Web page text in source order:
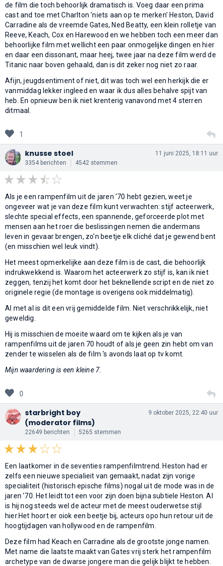
de film die toch behoorlijk dramatisch is. Voeg daar een prima
cast and toe met Charlton 'niets aan op te merken' Heston, David
Carradine als de vreemde Gates, Ned Beatty, een klein rolletje van
Reeve, Keach, Cox en Harewood en we hebben toch een meer dan
behoorlijke film met wellicht een paar onmogelijke dingen en hier
en daar een dissonant, maar heej, twee jaar na deze film werd de
Titanic naar boven gehaald, dan is dit zeker nog niet zo raar.
Afijn, jeugdsentiment of niet, dit was toch wel een herkijk die er
vanmiddag lekker ingleed en waar ik dus alles behalve spijt van
heb. En opnieuw ben ik niet krenterig vanavond met 4 sterren
ditmaal.
1
knusse stoel
3354 berichten 4542 stemmen
11 juni 2025, 18:11 uur
Als je een rampenfilm uit de jaren '70 hebt gezien, weet je
ongeveer wat je van deze film kunt verwachten: stijf acteerwerk,
slechte special effects, een spannende, geforceerde plot met
mensen aan het roer die beslissingen nemen die andermans
leven in gevaar brengen, zo'n beetje elk cliché dat je gewend bent
(en misschien wel leuk vindt).
Het meest opmerkelijke aan deze film is de cast, die behoorlijk
indrukwekkend is. Waarom het acteerwerk zo stijf is, kan ik niet
zeggen, tenzij het komt door het beknellende script en de niet zo
originele regie (de montage is overigens ook middelmatig).
Al met al is dit een vrij gemiddelde film. Niet verschrikkelijk, niet
geweldig.
Hij is misschien de moeite waard om te kijken als je van
rampenfilms uit de jaren 70 houdt of als je geen zin hebt om van
zender te wisselen als de film 's avonds laat op tv komt.
Mijn waardering is een kleine 7.
0
starbright boy
(moderator films)
22649 berichten 5265 stemmen
9 oktober 2025, 22:40 uur
Een laatkomer in de seventies rampenfilmtrend. Heston had er
zelfs een nieuwe specialieit van gemaakt, nadat zijn vorige
specialiteit (historisch epische films) nogal uit de mode was in de
jaren '70. Het leidt tot een voor zijn doen bijna subtiele Heston. Al
is hij nog steeds wel de acteur met de meest ouderwetse stijl
hier.Het hoort er oiok een beetje bij, acteurs opo hun retour uit de
hoogtijdagen van hollywood en de rampenfilm.
Deze film had Keach en Carradine als de grootste jonge namen.
Met name die laatste maakt van Gates vrij sterk het rampenfilm
archetype van de dwarse jongere man die gelijk blijkt te hebben.